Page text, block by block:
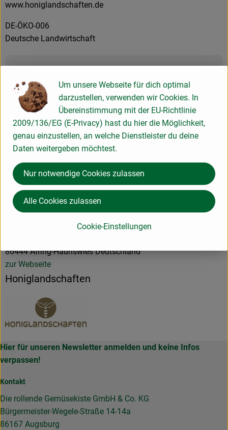
www.honiglandschaften.de
DE-ÖKO-006
Deutsche Landwirtschaft
Zutaten
Produktdatenblatt
Herkunft
Hersteller: Honiglandschaften
86444 Affing-Haunswies Deutschland
zur Webseite
Honiglandschaften
Hier für unseren Newsletter anmelden und keine Infos
verpassen!
Kontakt
Die rollende Gemüsekiste GmbH & Co. KG
Bürgermeister-Wegele-Straße 14-14a
86167 Augsburg
Um unsere Webseite für dich optimal
darzustellen, verwenden wir Cookies. In
Übereinstimmung mit der EU-Richtlinie
2009/136/EG (E-Privacy) hast du hier die Möglichkeit,
genau einzustellen, an welche Dienstleister du deine
Daten weitergeben möchtest.
Cookie-Einstellungen
Nur notwendige Cookies zulassen
Alle Cookies zulassen